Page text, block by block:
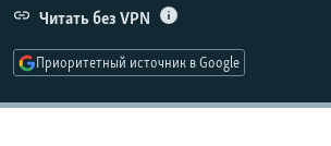
Читать без VPN
Приоритетный источник в Google